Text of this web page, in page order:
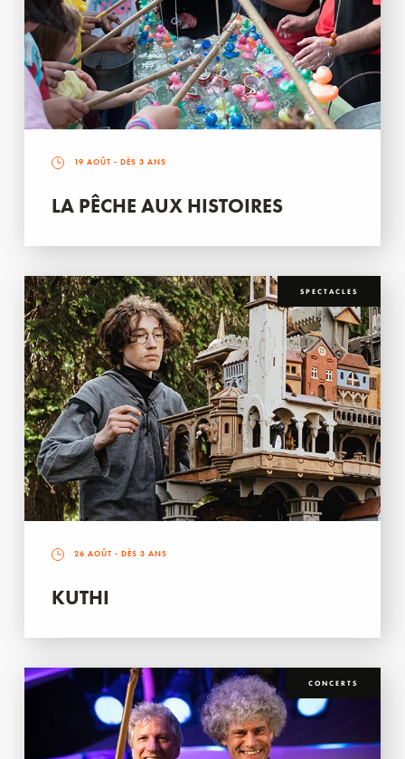
19 AOÛT - DÈS 3 ANS
LA PÊCHE AUX HISTOIRES
SPECTACLES
26 AOÛT - DÈS 3 ANS
KUTHI
CONCERTS